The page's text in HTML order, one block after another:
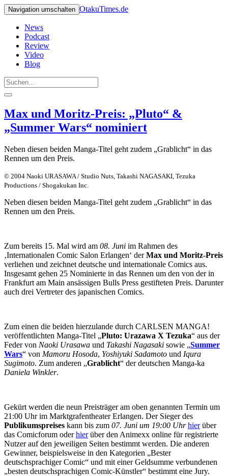
Navigation umschalten OtakuTimes.de
News
Podcast
Review
Video
Blog
Max und Moritz-Preis: „Pluto“ &
„Summer Wars“ nominiert
Neben diesen beiden Manga-Titel geht zudem „Grablicht“ in das
Rennen um den Preis.
© 2004 Naoki URASAWA / Studio Nuts, Takashi NAGASAKI, Tezuka
Productions / Shogakukan Inc.
Neben diesen beiden Manga-Titel geht zudem „Grablicht“ in das
Rennen um den Preis.
Zum bereits 15. Mal wird am 08. Juni im Rahmen des
‚Internationalen Comic Salon Erlangen‘ derMax und Moritz-Preis
verliehen und zeichnet deutsche und internationale Comics aus.
Insgesamt gehen 25 Nominierte in das Rennen um den von der in
Frankfurt am Main ansässigen Bulls Press gestifteten Preis. Darunter
auch drei Vertreter des japanischen Comics.
Zum einen die beiden hierzulande durch CARLSEN MANGA!
veröffentlichten Manga-Titel „Pluto: Urazawa X Tezuka“ aus der
Feder von Naoki Urasawa und Takashi Nagasaki sowie „Summer
Wars“ von Mamoru Hosoda, Yoshiyuki Sadamoto und Iqura
Sugimoto. Zum anderen „Grablicht“ der deutschen Manga-ka
Daniela Winkler.
Gekürt werden die neun Preisträger am oben genannten Termin um
21:00 Uhr im Marktgrafentheater Erlangen. Der Sieger des
Publikumspreises kann bis zum 07. Juni um 19:00 Uhr hierüber
das Comicforum oderhierüber den Animexx online für registrierte
Nutzer auf den jeweiligen Seiten bestimmt werden. Die anderen
Gewinner, beispielsweise in den Kategorien „Bester
deutschsprachiger Comic“ und mit einer Geldsumme verbundenen
„besten deutschsprachigen Comic-Künstler“ bestimmt eine Jury.